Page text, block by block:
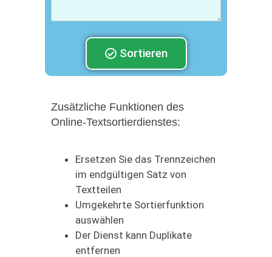
Sortieren
Zusätzliche Funktionen des
Online-Textsortierdienstes:
Ersetzen Sie das Trennzeichen
im endgültigen Satz von
Textteilen
Umgekehrte Sortierfunktion
auswählen
Der Dienst kann Duplikate
entfernen